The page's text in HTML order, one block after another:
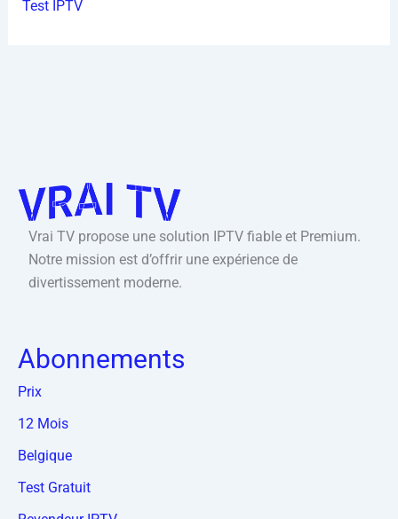
Test IPTV
Vrai TV propose une solution IPTV fiable et Premium.
Notre mission est d’offrir une expérience de
divertissement moderne.
Abonnements
Prix
12 Mois
Belgique
Test Gratuit